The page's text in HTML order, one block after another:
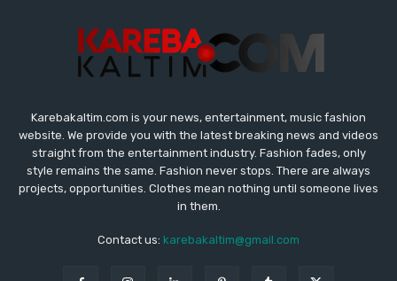
Karebakaltim.com is your news, entertainment, music fashion
website. We provide you with the latest breaking news and videos
straight from the entertainment industry. Fashion fades, only
style remains the same. Fashion never stops. There are always
projects, opportunities. Clothes mean nothing until someone lives
in them.
Contact us: karebakaltim@gmail.com